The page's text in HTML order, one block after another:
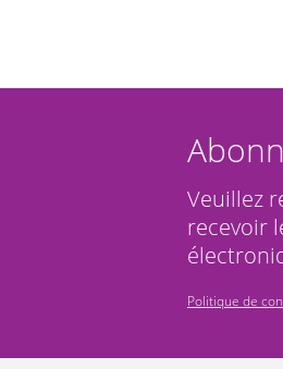
Veuillez
recevoir
Politique de